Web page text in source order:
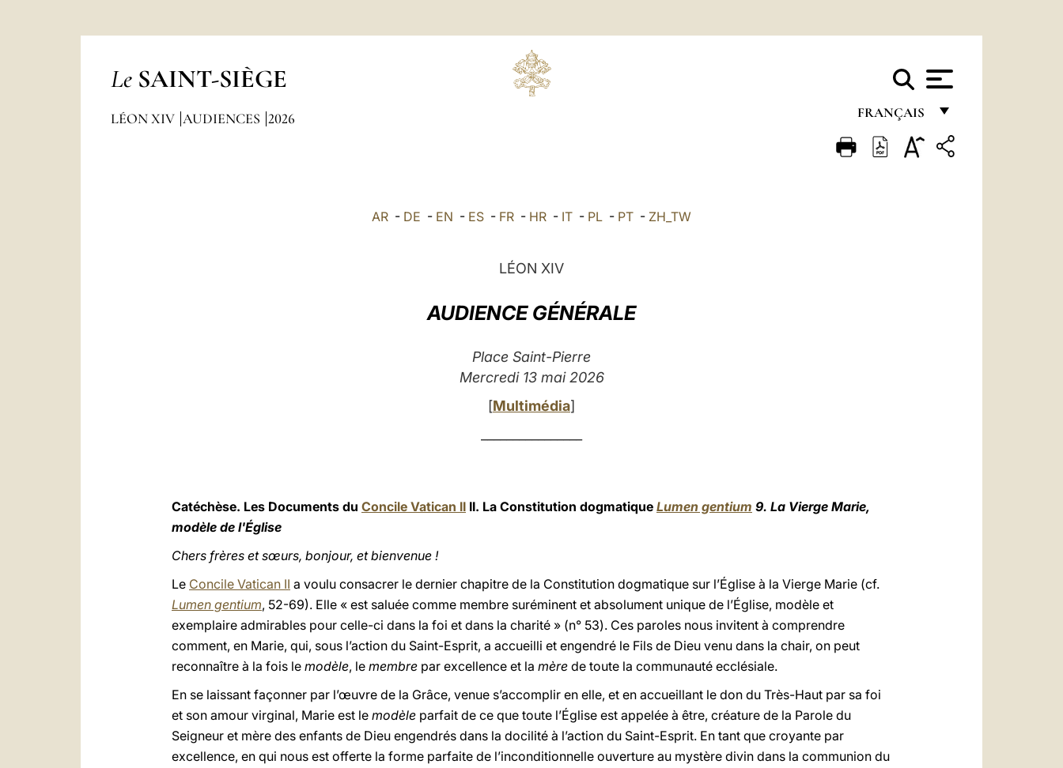
Le SAINT-SIÈGE
FRANÇAIS
FRANÇAIS
LÉON XIV AUDIENCES 2026
AR - DE - EN - ES - FR - HR - IT - PL - PT - ZH_TW
LÉON XIV
AUDIENCE GÉNÉRALE
Place Saint-Pierre
Mercredi 13 mai 2026
[Multimédia]
Catéchèse. Les Documents du Concile Vatican II II. La Constitution dogmatique Lumen gentium 9. La Vierge Marie,
modèle de l'Église
Chers frères et sœurs, bonjour, et bienvenue !
Le Concile Vatican II a voulu consacrer le dernier chapitre de la Constitution dogmatique sur l’Église à la Vierge Marie (cf.
Lumen gentium, 52-69). Elle « est saluée comme membre suréminent et absolument unique de l’Église, modèle et
exemplaire admirables pour celle-ci dans la foi et dans la charité » (n° 53). Ces paroles nous invitent à comprendre
comment, en Marie, qui, sous l’action du Saint-Esprit, a accueilli et engendré le Fils de Dieu venu dans la chair, on peut
reconnaître à la fois le modèle, le membre par excellence et la mère de toute la communauté ecclésiale.
En se laissant façonner par l’œuvre de la Grâce, venue s’accomplir en elle, et en accueillant le don du Très-Haut par sa foi
et son amour virginal, Marie est le modèle parfait de ce que toute l’Église est appelée à être, créature de la Parole du
Seigneur et mère des enfants de Dieu engendrés dans la docilité à l’action du Saint-Esprit. En tant que croyante par
excellence, en qui nous est offerte la forme parfaite de l’inconditionnelle ouverture au mystère divin dans la communion du